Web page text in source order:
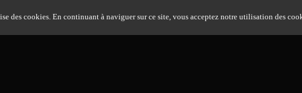
des cookies. En continuant à naviguer sur ce site, vous acceptez notre utilisation des